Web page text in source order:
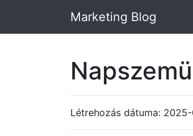
Marketing Blog
Létrehozás dátuma: